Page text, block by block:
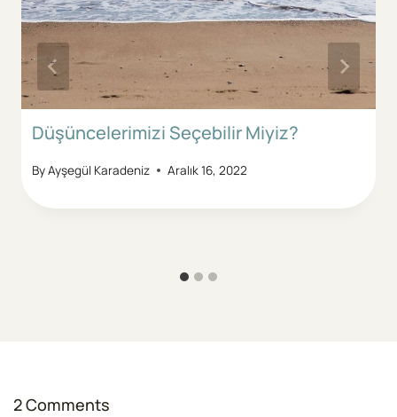
Düşüncelerimizi Seçebilir Miyiz?
ByAyşegül Karadeniz Aralık 16, 2022
2 Comments